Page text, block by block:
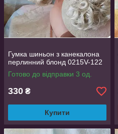
Гумка шиньон з канекалона
перлинний блонд 0215V-122
Готово до відправки 3 од.
330 ₴
Купити